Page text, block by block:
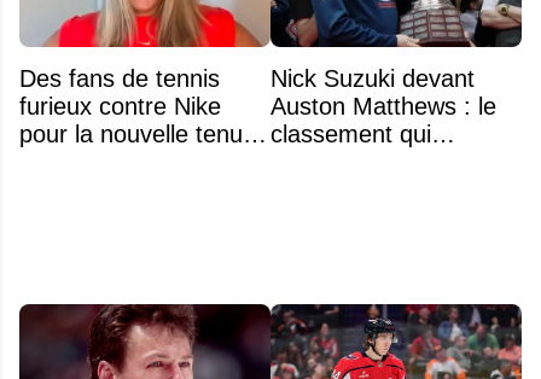
Des fans de tennis
furieux contre Nike
pour la nouvelle tenue
Nick Suzuki devant
Auston Matthews : le
classement qui